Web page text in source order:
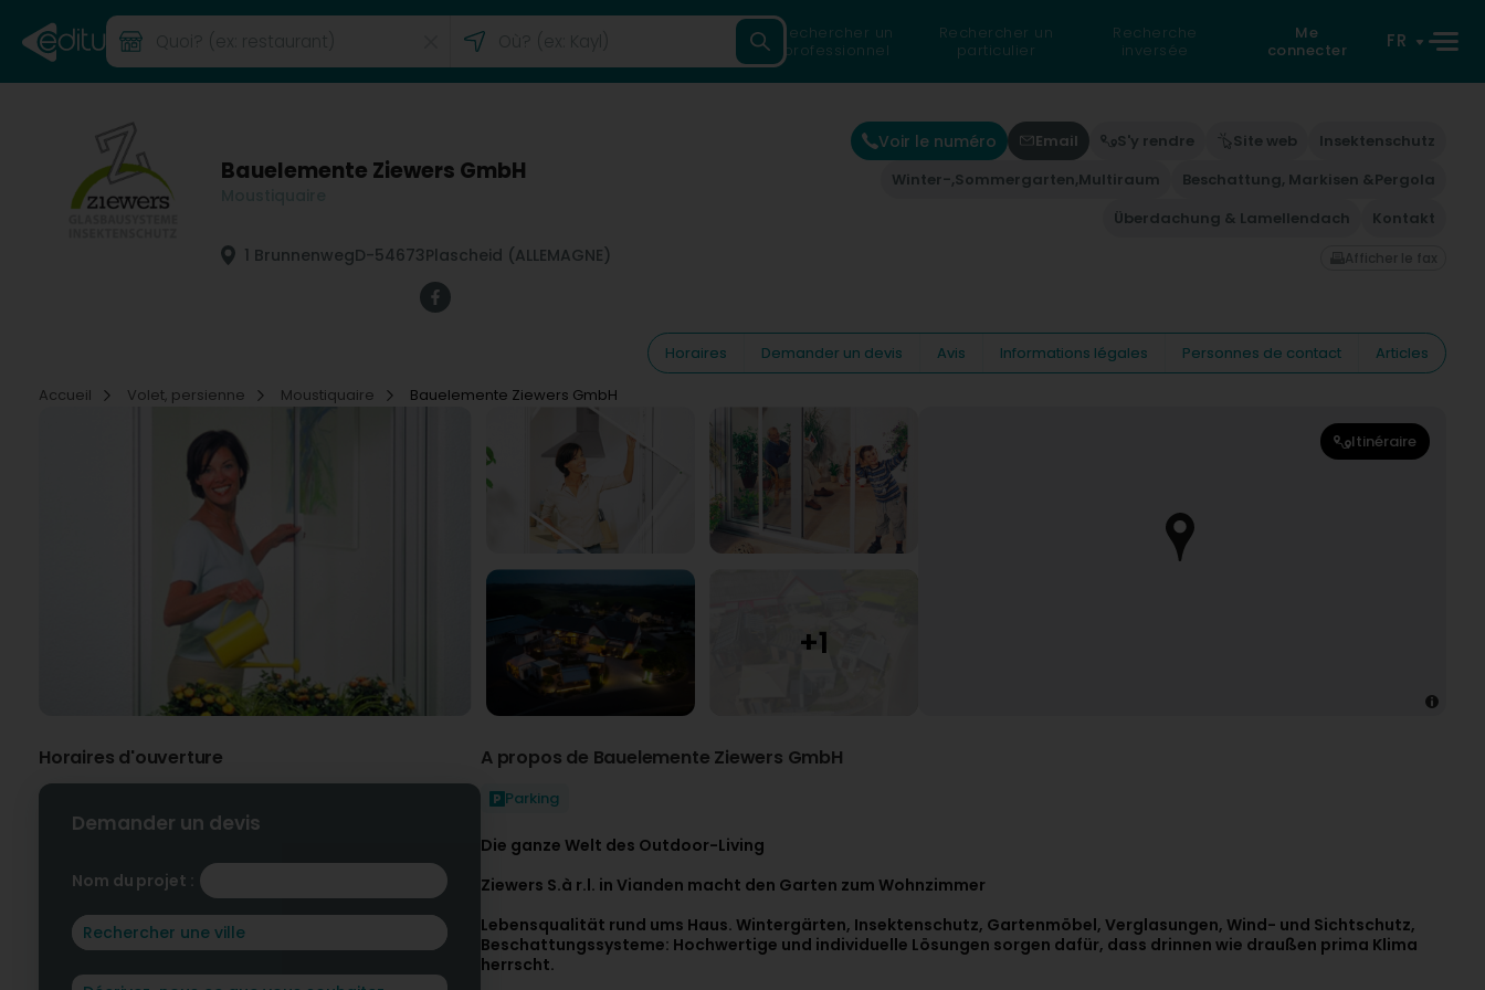
Rechercher un
professionnel
Rechercher un
particulier
Recherche
inversée
Me
connecter
FR
Bauelemente Ziewers GmbH
1 BrunnenwegD-54673Plascheid (ALLEMAGNE)
Voir le numéro Email S'y rendre Site web
Insektenschutz
Winter-,Sommergarten,Multiraum
Beschattung, Markisen &Pergola
Überdachung & Lamellendach
Kontakt
Afficher le fax
Horaires Demander un devis Avis Informations légales Personnes de contact
Articles
Accueil
Volet, persienne Moustiquaire Bauelemente Ziewers GmbH
Itinéraire
Horaires d'ouverture
Demander un devis
Nom du projet :
A propos de Bauelemente Ziewers GmbH
Parking
Die ganze Welt des Outdoor-Living
Ziewers S.à r.l. in Vianden macht den Garten zum Wohnzimmer
Lebensqualität rund ums Haus. Wintergärten, Insektenschutz, Gartenmöbel, Verglasungen, Wind- und Sichtschutz,
Beschattungssysteme: Hochwertige und individuelle Lösungen sorgen dafür, dass drinnen wie draußen prima Klima
herrscht.